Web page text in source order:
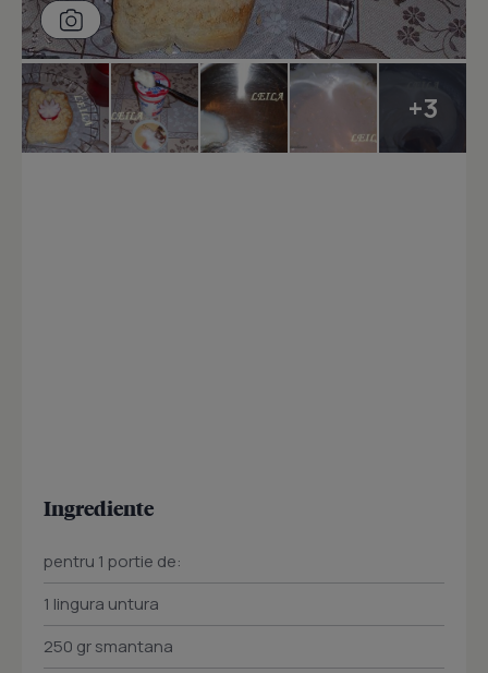
+3
Ingrediente
pentru 1 portie de:
1 lingura untura
250 gr smantana